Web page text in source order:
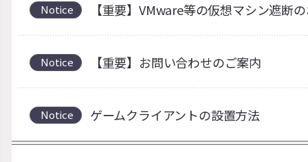
Notice 【重要】VMware等の仮想マシン遮断
Notice 【重要】お問い合わせのご案内
Notice ゲームクライアントの設置方法